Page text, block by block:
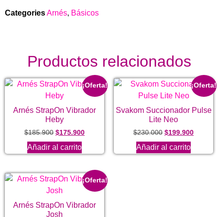
CategoriesArnés, Básicos
Productos relacionados
¡Oferta!
Arnés StrapOn Vibrador
Heby
$185.900 $175.900
Añadir al carrito
¡Oferta!
Svakom Succionador Pulse
Lite Neo
$230.000 $199.900
Añadir al carrito
¡Oferta!
Arnés StrapOn Vibrador
Josh